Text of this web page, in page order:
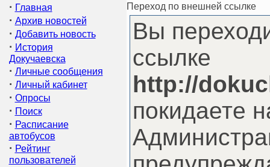
· Главная
· Архив новостей
· Добавить новость
· История
Докучаевска
· Личные сообщения
· Личный кабинет
· Опросы
· Поиск
· Расписание
автобусов
· Рейтинг
пользователей
Переход по внешней ссылке
Вы
ссылке
http://
покидаете